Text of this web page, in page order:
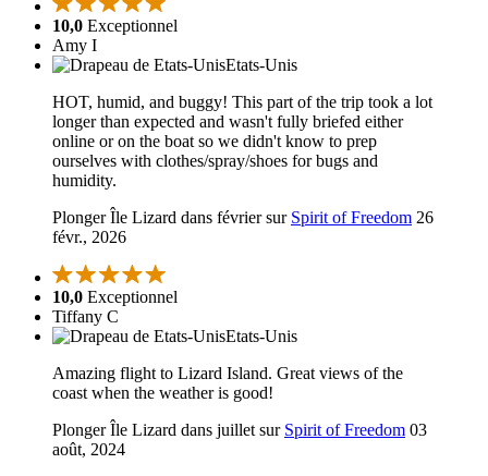
10,0 Exceptionnel
Amy I
Etats-Unis
HOT, humid, and buggy! This part of the trip took a lot
longer than expected and wasn't fully briefed either
online or on the boat so we didn't know to prep
ourselves with clothes/spray/shoes for bugs and
humidity.
Plonger Île Lizard dans février sur Spirit of Freedom 26
févr., 2026
10,0 Exceptionnel
Tiffany C
Etats-Unis
Amazing flight to Lizard Island. Great views of the
coast when the weather is good!
Plonger Île Lizard dans juillet sur Spirit of Freedom 03
août, 2024